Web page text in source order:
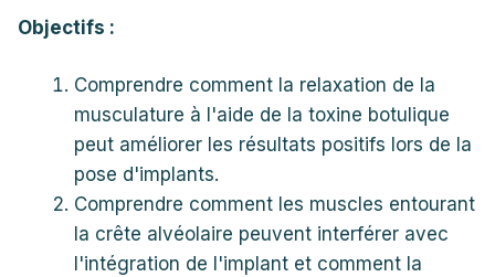
Objectifs :
Comprendre comment la relaxation de la
musculature à l'aide de la toxine botulique
peut améliorer les résultats positifs lors de la
pose d'implants.
Comprendre comment les muscles entourant
la crête alvéolaire peuvent interférer avec
l'intégration de l'implant et comment la